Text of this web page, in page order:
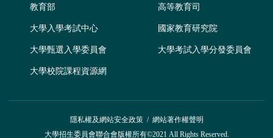
教育部 高等教育司
大學入學考試中心 國家教育研究院
大學甄選入學委員會 大學考試入學分發委員會
大學校院課程資源網
隱私權及網站安全政策/ 網站著作權聲明
大學招生委員會聯合會版權所有©2021 All Rights Reserved.